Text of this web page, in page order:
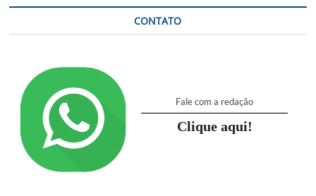
CONTATO
Fale com a redação
Clique aqui!